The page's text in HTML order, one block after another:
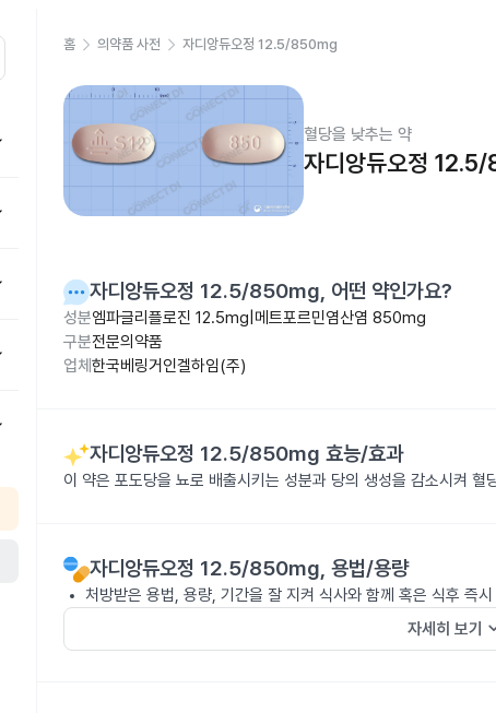
홈 의약품 사전 자디앙듀오정 12.5/850mg
혈당을 낮추는 약
자디앙듀오정
자디앙듀오정 12.5/850mg, 어떤 약인가요?
성분엠파글리플로진 12.5mg|메트포르민염산염 850mg
구분전문의약품
업체 한국베링거인겔하임(주)
자디앙듀오정 12.5/850mg 효능/효과
이 약은 포도당을 뇨로 배출시키는 성분과 당의 생성을 감소시켜
자디앙듀오정 12.5/850mg, 용법/용량
처방받은 용법, 용량, 기간을 잘 지켜 식사와 함께 혹은 식후 즉
자세히 보기